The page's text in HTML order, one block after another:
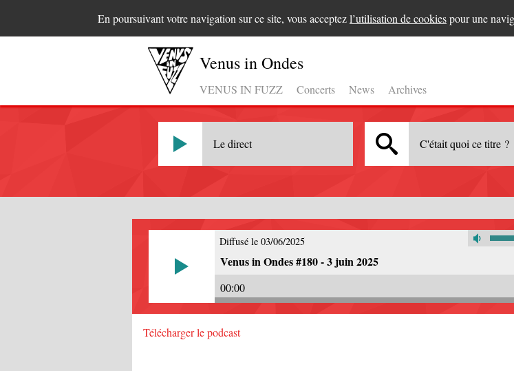
En poursuivant votre navigation sur ce site, vous acceptezl’utilisation de cookiespour une
Venus in Ondes
VENUS IN FUZZ Concerts News Archives
Le direct C'était quoi ce titre ?
Diffusé le 03/06/2025
Venus in Ondes #180 - 3 juin 2025
00:00
Télécharger le podcast